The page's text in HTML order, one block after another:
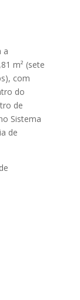
a
m² (sete
com
do
de
Sistema
de